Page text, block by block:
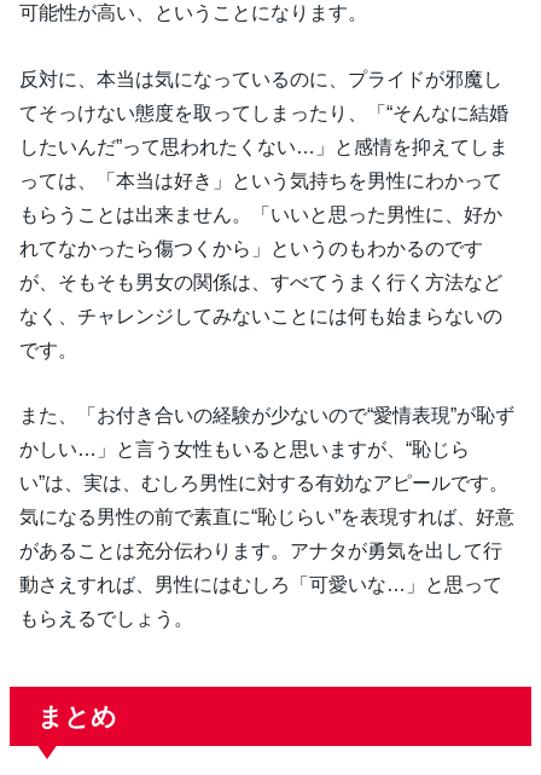
可能性が高い、ということになります。
反対に、本当は気になっているのに、プライドが邪魔し
てそっけない態度を取ってしまったり、「“そんなに結婚
したいんだ”って思われたくない…」と感情を抑えてしま
っては、「本当は好き」という気持ちを男性にわかって
もらうことは出来ません。「いいと思った男性に、好か
れてなかったら傷つくから」というのもわかるのです
が、そもそも男女の関係は、すべてうまく行く方法など
なく、チャレンジしてみないことには何も始まらないの
です。
また、「お付き合いの経験が少ないので“愛情表現”が恥ず
かしい…」と言う女性もいると思いますが、“恥じら
い”は、実は、むしろ男性に対する有効なアピールです。
気になる男性の前で素直に“恥じらい”を表現すれば、好意
があることは充分伝わります。アナタが勇気を出して行
動さえすれば、男性にはむしろ「可愛いな…」と思って
もらえるでしょう。
まとめ